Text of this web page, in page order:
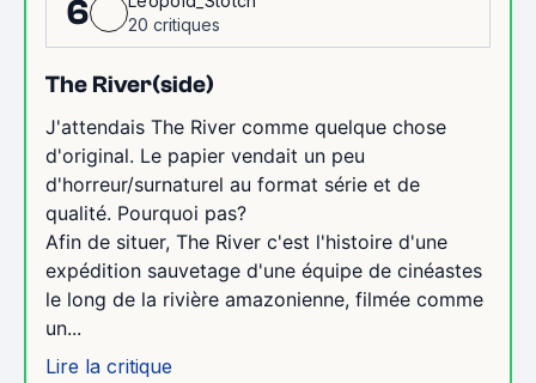
6
20 critiques
The River(side)
J'attendais The River comme quelque chose
d'original. Le papier vendait un peu
d'horreur/surnaturel au format série et de
qualité. Pourquoi pas?
Afin de situer, The River c'est l'histoire d'une
expédition sauvetage d'une équipe de cinéastes
le long de la rivière amazonienne, filmée comme
un...
Lire la critique